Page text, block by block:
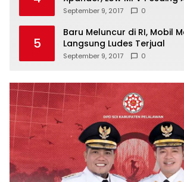
September 9, 2017 0
5
Baru Meluncur di RI, Mobil
Langsung Ludes Terjual
September 9, 2017 0